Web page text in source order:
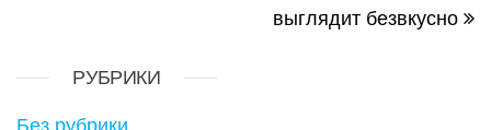
выглядит безвкусно
РУБРИКИ
Без рубрики